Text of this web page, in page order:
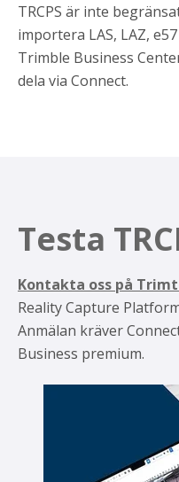
TRCPS är inte
importera LAS, LAZ,
Trimble Business
dela via Connect.
Testa
Kontakta oss på
Reality Capture
Anmälan kräver
Business premium.